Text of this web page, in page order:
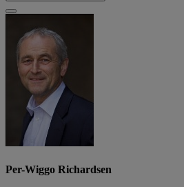
Per-Wiggo Richardsen